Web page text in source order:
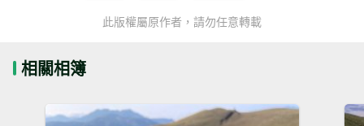
此版權屬原作者，請勿任意轉載
相關相簿